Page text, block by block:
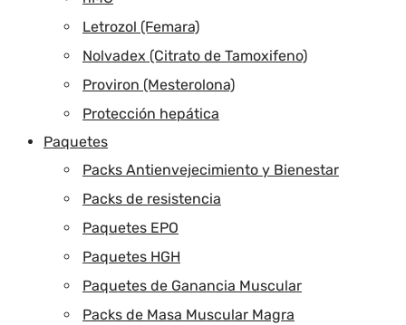
Letrozol (Femara)
Nolvadex (Citrato de Tamoxifeno)
Proviron (Mesterolona)
Protección hepática
Paquetes
Packs Antienvejecimiento y Bienestar
Packs de resistencia
Paquetes EPO
Paquetes HGH
Paquetes de Ganancia Muscular
Packs de Masa Muscular Magra